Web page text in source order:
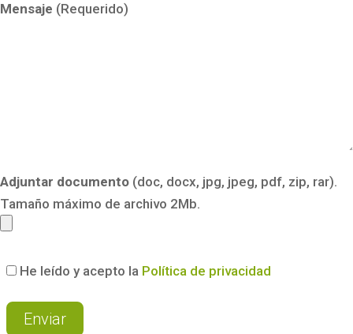
Mensaje (Requerido)
Adjuntar documento (doc, docx, jpg, jpeg, pdf, zip, rar).
Tamaño máximo de archivo 2Mb.
He leído y acepto la Política de privacidad